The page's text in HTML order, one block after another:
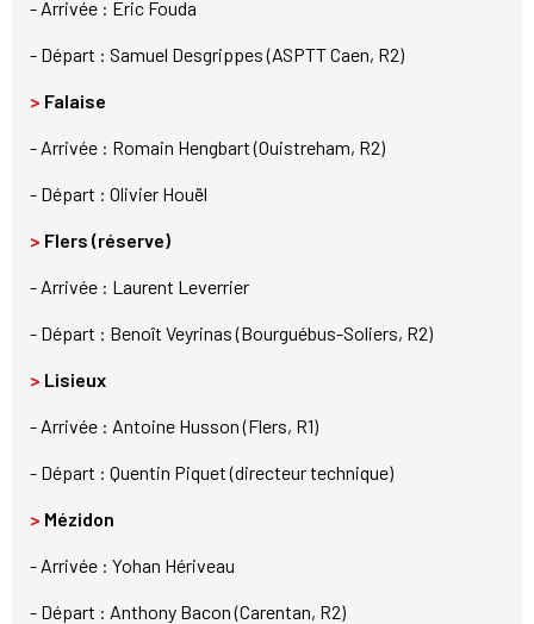
- Arrivée : Eric Fouda
- Départ : Samuel Desgrippes (ASPTT Caen, R2)
> Falaise
- Arrivée : Romain Hengbart (Ouistreham, R2)
- Départ : Olivier Houël
> Flers (réserve)
- Arrivée : Laurent Leverrier
- Départ : Benoît Veyrinas (Bourguébus-Soliers, R2)
> Lisieux
- Arrivée : Antoine Husson (Flers, R1)
- Départ : Quentin Piquet (directeur technique)
> Mézidon
- Arrivée : Yohan Hériveau
- Départ : Anthony Bacon (Carentan, R2)